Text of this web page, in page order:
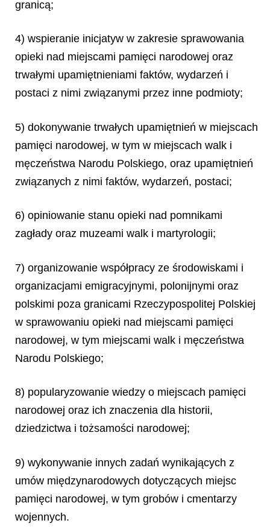
granicą;
4) wspieranie inicjatyw w zakresie sprawowania
opieki nad miejscami pamięci narodowej oraz
trwałymi upamiętnieniami faktów, wydarzeń i
postaci z nimi związanymi przez inne podmioty;
5) dokonywanie trwałych upamiętnień w miejscach
pamięci narodowej, w tym w miejscach walk i
męczeństwa Narodu Polskiego, oraz upamiętnień
związanych z nimi faktów, wydarzeń, postaci;
6) opiniowanie stanu opieki nad pomnikami
zagłady oraz muzeami walk i martyrologii;
7) organizowanie współpracy ze środowiskami i
organizacjami emigracyjnymi, polonijnymi oraz
polskimi poza granicami Rzeczypospolitej Polskiej
w sprawowaniu opieki nad miejscami pamięci
narodowej, w tym miejscami walk i męczeństwa
Narodu Polskiego;
8) popularyzowanie wiedzy o miejscach pamięci
narodowej oraz ich znaczenia dla historii,
dziedzictwa i tożsamości narodowej;
9) wykonywanie innych zadań wynikających z
umów międzynarodowych dotyczących miejsc
pamięci narodowej, w tym grobów i cmentarzy
wojennych.